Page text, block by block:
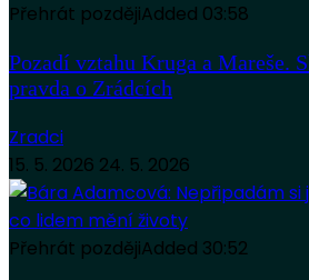
Přehrát pozdějiAdded 03:58
Pozadí vztahu Kruga a Mareše.
pravda o Zrádcích
Zradci
15. 5. 2026 24. 5. 2026
Přehrát pozdějiAdded 30:52